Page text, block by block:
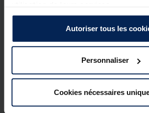
Autoriser tous les
Personnaliser
Cookies nécessaires
permet de garder votre canne montée à
main en toute sécurité. Une touche
faciliter la gestion de votre matériel et
de vous concentrer pleinement sur
La puissance et le diamètre des scions
sur chaque modèle, vous offrant ainsi